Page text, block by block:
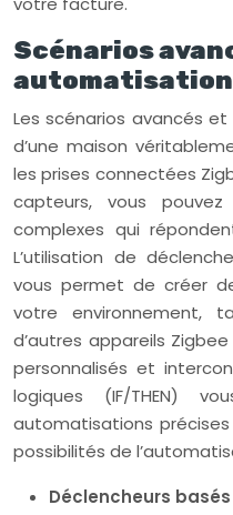
Scénarios
automatisation
Les scénarios avancés
d’une maison
les prises connectées
capteurs, vous
complexes qui
L’utilisation de
vous permet de créer
votre environnement,
d’autres appareils
personnalisés et
logiques (IF/THEN)
automatisations précises
possibilités de
Déclencheurs